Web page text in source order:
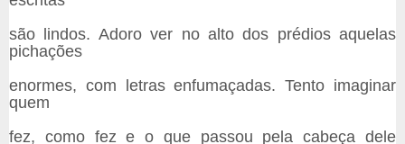
são lindos. Adoro ver no alto dos prédios aquelas
pichações
enormes, com letras enfumaçadas. Tento imaginar
quem
fez, como fez e o que passou pela cabeça dele